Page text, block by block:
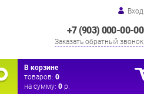
Вход
+7 (903) 000-00-00
Заказать обратный звонок
В корзине
товаров: 0
на сумму: 0 р.